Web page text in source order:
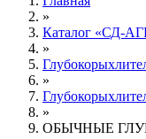
Главная
»
Каталог «СД-
»
»
»